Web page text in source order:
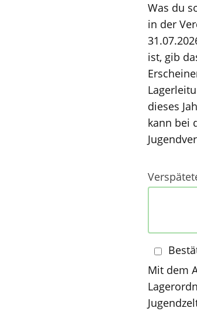
Was du sonst noch
in der Vereinshaftpflicht
ist, gib
dieses
kann bei
Mit dem